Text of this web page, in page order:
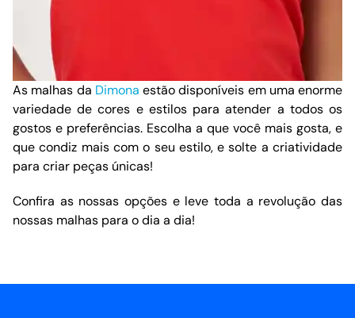
As malhas da Dimona estão disponíveis em uma enorme
variedade de cores e estilos para atender a todos os
gostos e preferências. Escolha a que você mais gosta, e
que condiz mais com o seu estilo, e solte a criatividade
para criar peças únicas!
Confira as nossas opções e leve toda a revolução das
nossas malhas para o dia a dia!